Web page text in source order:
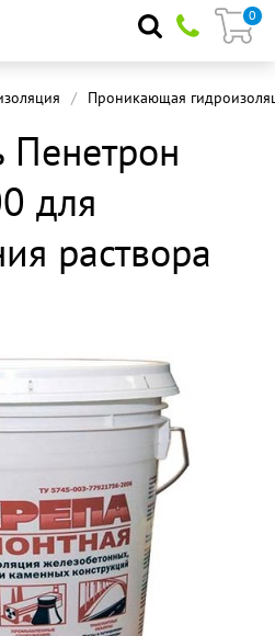
0
Проникающая
Пенетрон
для
раствора